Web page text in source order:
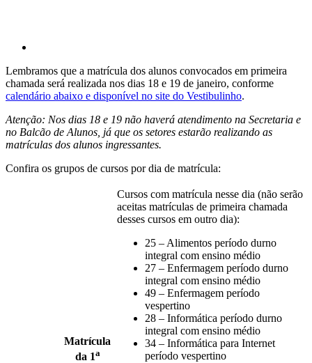
Lembramos que a matrícula dos alunos convocados em primeira
chamada será realizada nos dias 18 e 19 de janeiro, conforme
calendário abaixo e disponível no site do Vestibulinho.
Atenção: Nos dias 18 e 19 não haverá atendimento na Secretaria e
no Balcão de Alunos, já que os setores estarão realizando as
matrículas dos alunos ingressantes.
Confira os grupos de cursos por dia de matrícula:
Matrícula
da 1a
Cursos com matrícula nesse dia (não serão
aceitas matrículas de primeira chamada
desses cursos em outro dia):
25 – Alimentos período durno
integral com ensino médio
27 – Enfermagem período durno
integral com ensino médio
49 – Enfermagem período
vespertino
28 – Informática período durno
integral com ensino médio
34 – Informática para Internet
período vespertino